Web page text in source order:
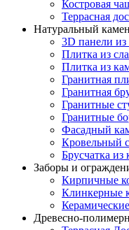
Костровая
Террасная
Натуральный
3D панели из
Плитка из
Плитка из
Гранитная
Гранитная
Гранитные
Гранитные
Фасадный
Кровельный
Брусчатка из
Заборы и
Кирпичные
Клинкерные
Древесно-